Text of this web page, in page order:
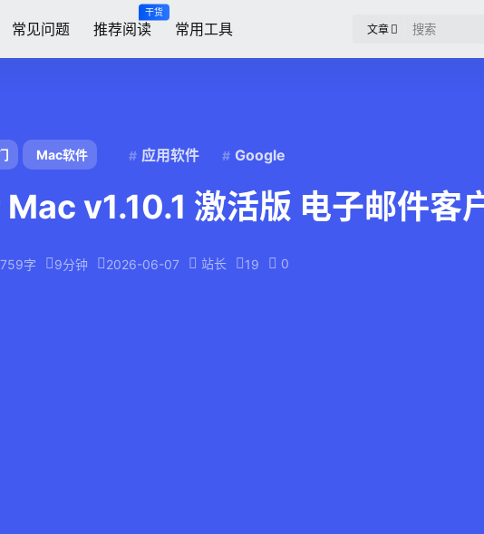
常见问题 推荐阅读
干货
常用工具 文章
Mac软件 应用软件 Google
v1.10.1 激活版 电子邮件客
字 9分钟 2026-06-07 站长 19 0